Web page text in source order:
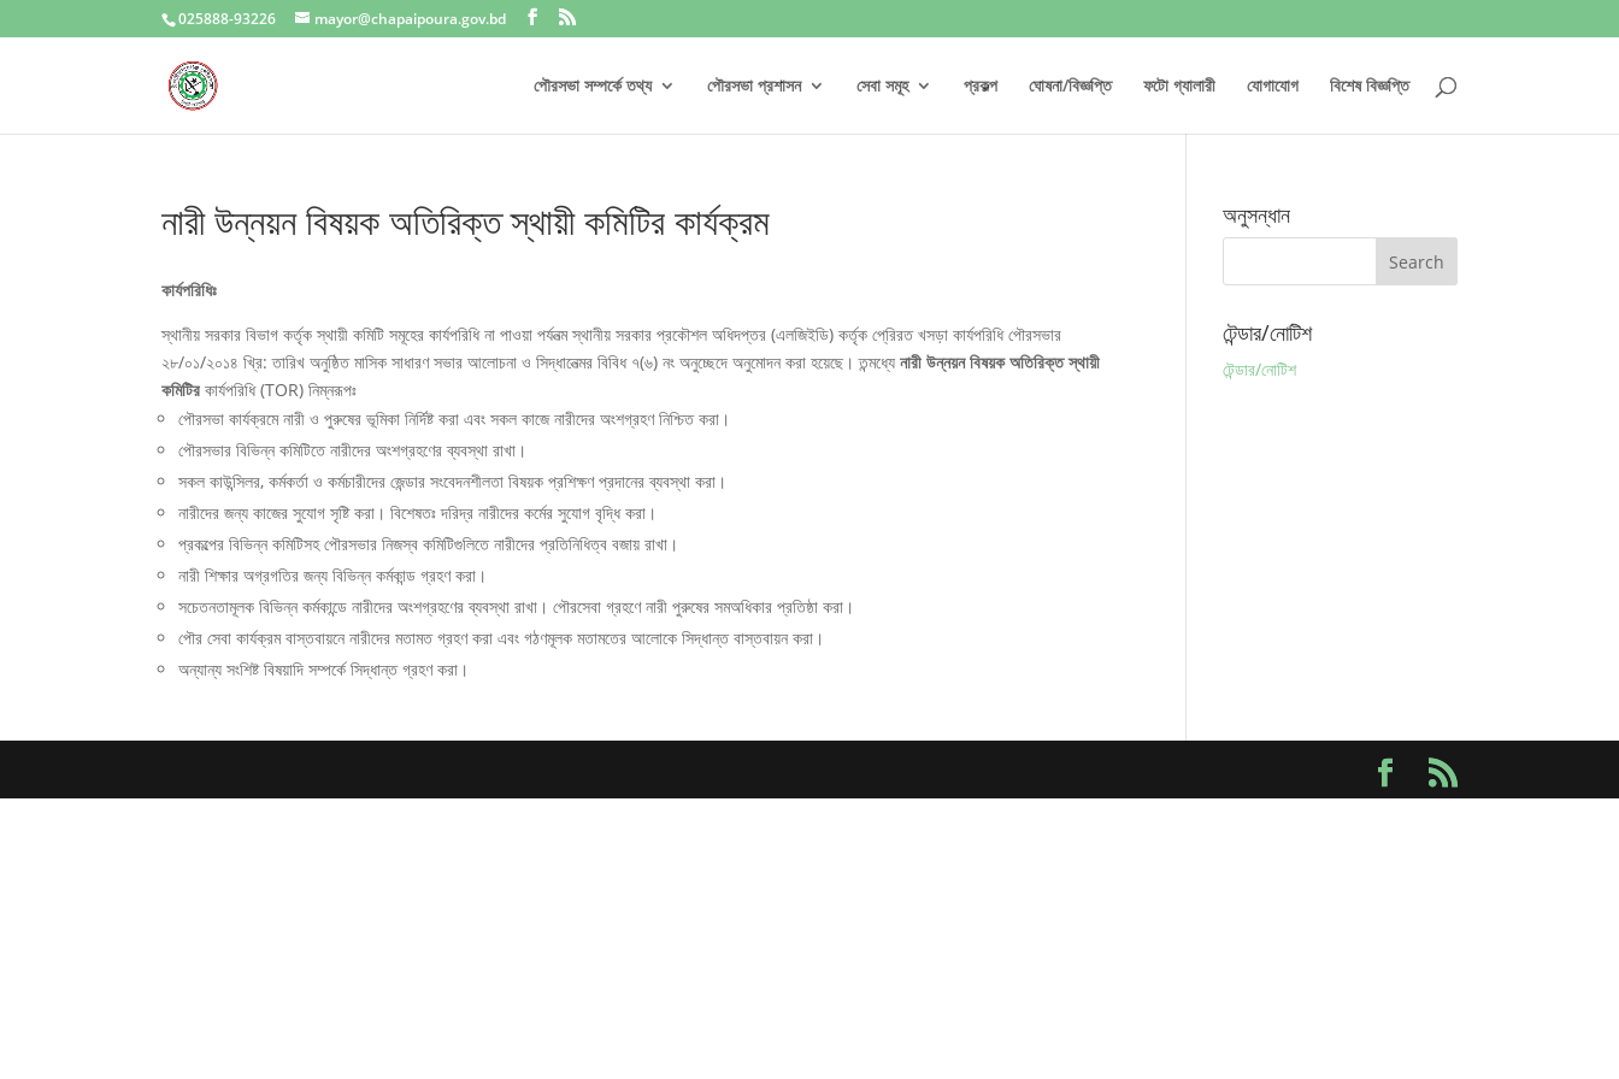
025888-93226 mayor@chapaipoura.gov.bd
পৌরসভা সম্পর্কে তথ্য পৌরসভা প্রশাসন সেবা সমূহ প্রকল্প ঘোষনা/বিজ্ঞপ্তি ফটো গ্যালারী যোগাযোগ বিশেষ বিজ্ঞপ্তি
নারী উন্নয়ন বিষয়ক অতিরিক্ত স্থায়ী কমিটির কার্যক্রম
কার্যপরিধি
স্থানীয় সরকার বিভাগ কর্তৃক স্থায়ী কমিটি সমূহের কার্যপরিধি না পাওয়া পর্যনত্ম স্থানীয় সরকার প্রকৌশল অধিদপ্তর (এলজিইডি) কর্তৃক পে্রিরত খসড়া কার্যপরিধি পৌরসভার
২৮/০১/২০১৪ খ্রি: তারিখ অনুষ্ঠিত মাসিক সাধারণ সভার আলোচনা ও সিদ্ধানেত্মর বিবিধ ৭(৬) নং অনুচ্ছেদে অনুমোদন করা হয়েছে। তন্মধ্যেনারী উন্নয়ন বিষয়ক অতিরিক্ত স্থায়ী
কমিটির কার্যপরিধি (TOR) নিম্নরূপঃ
পৌরসভা কার্যক্রমে নারী ও পুরুষের ভূমিকা নির্দিষ্ট করা এবং সকল কাজে নারীদের অংশগ্রহণ নিশ্চিত করা।
পৌরসভার বিভিন্ন কমিটিতে নারীদের অংশগ্রহণের ব্যবস্থা রাখা।
সকল কাউন্সিলর, কর্মকর্তা ও কর্মচারীদের জেন্ডার সংবেদনশীলতা বিষয়ক প্রশিক্ষণ প্রদানের ব্যবস্থা করা।
নারীদের জন্য কাজের সুযোগ সৃষ্টি করা। বিশেষতঃ দরিদ্র নারীদের কর্মের সুযোগ বৃদ্ধি করা।
প্রকল্পের বিভিন্ন কমিটিসহ পৌরসভার নিজস্ব কমিটিগুলিতে নারীদের প্রতিনিধিত্ব বজায় রাখা।
নারী শিক্ষার অগ্রগতির জন্য বিভিন্ন কর্মকান্ড গ্রহণ করা।
সচেতনতামূলক বিভিন্ন কর্মকান্ডে নারীদের অংশগ্রহণের ব্যবস্থা রাখা। পৌরসেবা গ্রহণে নারী পুরুষের সমঅধিকার প্রতিষ্ঠা করা।
পৌর সেবা কার্যক্রম বাস্তবায়নে নারীদের মতামত গ্রহণ করা এবং গঠণমূলক মতামতের আলোকে সিদ্ধান্ত বাস্তবায়ন করা।
অন্যান্য সংশি­ষ্ট বিষয়াদি সম্পর্কে সিদ্ধান্ত গ্রহণ করা।
অনুসন্ধান
টেন্ডার/নোটিশ
টেন্ডার/নোটিশ